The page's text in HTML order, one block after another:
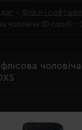
Фліси і
чоловіча ID сірий -